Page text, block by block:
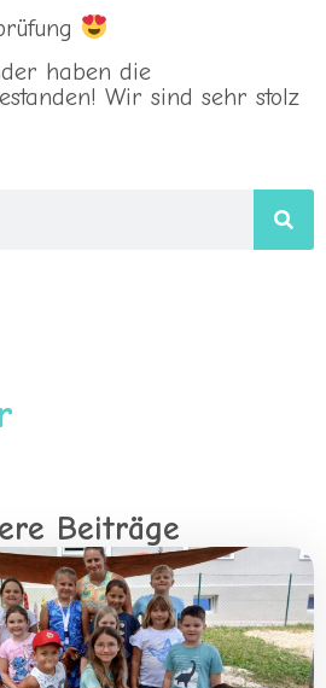
haben die
Wir sind sehr stolz
Beiträge